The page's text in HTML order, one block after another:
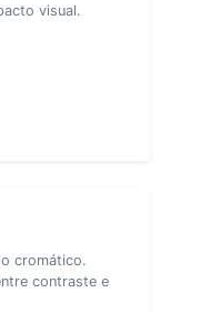
visual.
cromático.
contraste e